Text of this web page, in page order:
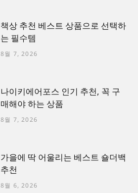
책상 추천 베스트 상품으로 선택하
는 필수템
8월 7, 2026
나이키에어포스 인기 추천, 꼭 구
매해야 하는 상품
8월 7, 2026
가을에 딱 어울리는 베스트 숄더백
추천
8월 6, 2026